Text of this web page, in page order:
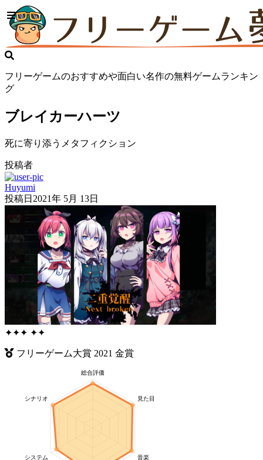
フリーゲームのおすすめや面白い名作の無料ゲームランキン
グ
ブレイカーハーツ
死に寄り添うメタフィクション
投稿者
Huyumi
投稿日 2021年 5月 13日
✦✦✦ ✦✦
フリーゲーム大賞 2021 金賞